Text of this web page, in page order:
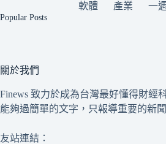
軟體
產業 一
Popular Posts
關於我們
Finews 致力於成為台灣最好懂得財經
能夠過簡單的文字，只報導重要的新聞
友站連結：